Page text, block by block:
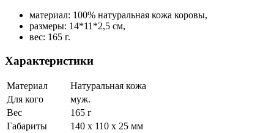
материал: 100% натуральная кожа коровы,
размеры: 14*11*2,5 см,
вес: 165 г.
Характеристики
Материал
Натуральная кожа
Для кого
муж.
Вес
165 г
Габариты
140 x 110 x 25 мм